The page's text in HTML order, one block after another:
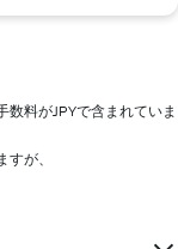
数料がJPYで含まれていま
が、